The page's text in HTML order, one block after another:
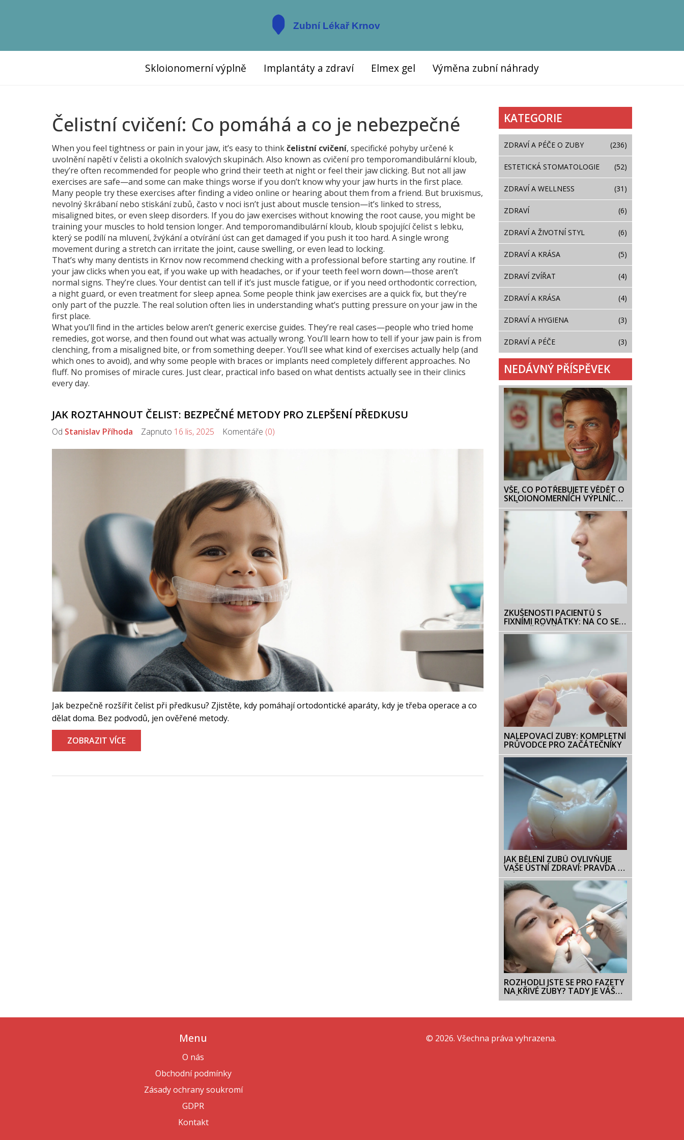
Skloionomerní výplně Implantáty a zdraví Elmex gel Výměna zubní náhrady
Čelistní cvičení: Co pomáhá a co je nebezpečné
When you feel tightness or pain in your jaw, it’s easy to thinkčelistní cvičení, specifické pohyby určené k
uvolnění napětí v čelisti a okolních svalových skupinách. Also known as cvičení pro temporomandibulární kloub,
they’re often recommended for people who grind their teeth at night or feel their jaw clicking. But not all jaw
exercises are safe—and some can make things worse if you don’t know why your jaw hurts in the first place.
Many people try these exercises after finding a video online or hearing about them from a friend. But bruxismus,
nevolný škrábaní nebo stiskání zubů, často v noci isn’t just about muscle tension—it’s linked to stress,
misaligned bites, or even sleep disorders. If you do jaw exercises without knowing the root cause, you might be
training your muscles to hold tension longer. And temporomandibulární kloub, kloub spojující čelist s lebku,
který se podílí na mluvení, žvýkání a otvírání ústcan get damaged if you push it too hard. A single wrong
movement during a stretch can irritate the joint, cause swelling, or even lead to locking.
That’s why many dentists in Krnov now recommend checking with a professional before starting any routine. If
your jaw clicks when you eat, if you wake up with headaches, or if your teeth feel worn down—those aren’t
normal signs. They’re clues. Your dentist can tell if it’s just muscle fatigue, or if you need orthodontic correction,
a night guard, or even treatment for sleep apnea. Some people think jaw exercises are a quick fix, but they’re
only part of the puzzle. The real solution often lies in understanding what’s putting pressure on your jaw in the
first place.
What you’ll find in the articles below aren’t generic exercise guides. They’re real cases—people who tried home
remedies, got worse, and then found out what was actually wrong. You’ll learn how to tell if your jaw pain is from
clenching, from a misaligned bite, or from something deeper. You’ll see what kind of exercises actually help (and
which ones to avoid), and why some people with braces or implants need completely different approaches. No
fluff. No promises of miracle cures. Just clear, practical info based on what dentists actually see in their clinics
every day.
JAK ROZTAHNOUT ČELIST: BEZPEČNÉ METODY PRO ZLEPŠENÍ PŘEDKUSU
Od Stanislav Příhoda Zapnuto 16 lis, 2025 Komentáře (0)
Jak bezpečně rozšířit čelist při předkusu? Zjistěte, kdy pomáhají ortodontické aparáty, kdy je třeba operace a co
dělat doma. Bez podvodů, jen ověřené metody.
ZOBRAZIT VÍCE
KATEGORIE
ZDRAVÍ A PÉČE O ZUBY (236)
ESTETICKÁ STOMATOLOGIE (52)
ZDRAVÍ A WELLNESS (31)
ZDRAVÍ (6)
ZDRAVÍ A ŽIVOTNÍ STYL (6)
ZDRAVÍ A KRÁSA (5)
ZDRAVÍ ZVÍŘAT (4)
ZDRAVÍ A KRÁSA (4)
ZDRAVÍ A HYGIENA (3)
ZDRAVÍ A PÉČE (3)
NEDÁVNÝ PŘÍSPĚVEK
VŠE, CO POTŘEBUJETE VĚDĚT O
SKLOIONOMERNÍCH VÝPLNÍCH:
PRŮVODCE PRO PACIENTY
ZKUŠENOSTI PACIENTŮ S
FIXNÍMI ROVNÁTKY: NA CO SE
SKUTEČNĚ PŘIPRAVIT?
NALEPOVACÍ ZUBY: KOMPLETNÍ
PRŮVODCE PRO ZAČÁTEČNÍKY
JAK BĚLENÍ ZUBŮ OVLIVŇUJE
VAŠE ÚSTNÍ ZDRAVÍ: PRAVDA A
MÝTY
ROZHODLI JSTE SE PRO FAZETY
NA KŘIVÉ ZUBY? TADY JE VÁŠ
PRŮVODCE
Menu
O nás
Obchodní podmínky
Zásady ochrany soukromí
GDPR
Kontakt
© 2026. Všechna práva vyhrazena.